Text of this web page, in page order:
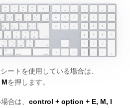
ートを使用している場合は、
を押します。
合は、 control + option + E, M, I